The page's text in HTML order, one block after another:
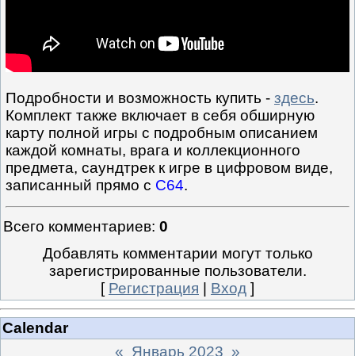
Подробности и возможность купить - здесь.
Комплект также включает в себя обширную
карту полной игры с подробным описанием
каждой комнаты, врага и коллекционного
предмета, саундтрек к игре в цифровом виде,
записанный прямо с C64.
Всего комментариев: 0
Добавлять комментарии могут только
зарегистрированные пользователи.
[ Регистрация Вход ]
Calendar
« Январь 2023 »